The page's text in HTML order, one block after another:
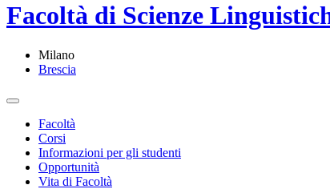
Facoltà di Scienze
Milano
Brescia
Facoltà
Corsi
Informazioni per gli studenti
Opportunità
Vita di Facoltà